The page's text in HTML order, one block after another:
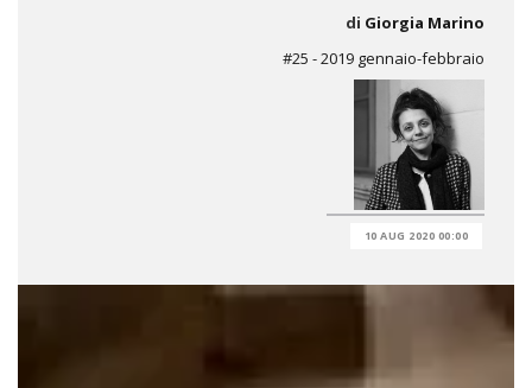
di Giorgia Marino
#25 - 2019 gennaio-febbraio
10 AUG 2020 00:00